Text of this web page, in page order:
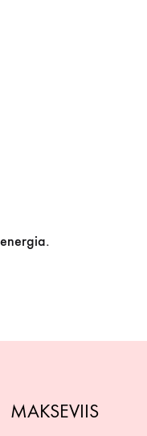
MAKSEVIIS